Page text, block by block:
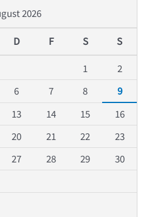
2026
D F S S
1
2
6 7 8
9
13 14 15
16
20 21 22
23
27 28 29
30